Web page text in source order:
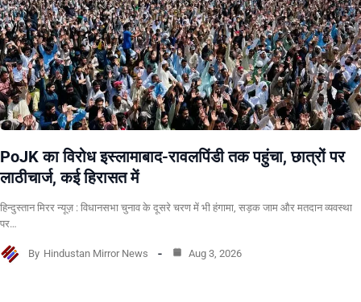
PoJK का विरोध इस्लामाबाद-रावलपिंडी तक पहुंचा, छात्रों पर
लाठीचार्ज, कई हिरासत में
हिन्दुस्तान मिरर न्यूज़ : विधानसभा चुनाव के दूसरे चरण में भी हंगामा, सड़क जाम और मतदान व्यवस्था
पर…
By Hindustan Mirror News Aug 3, 2026